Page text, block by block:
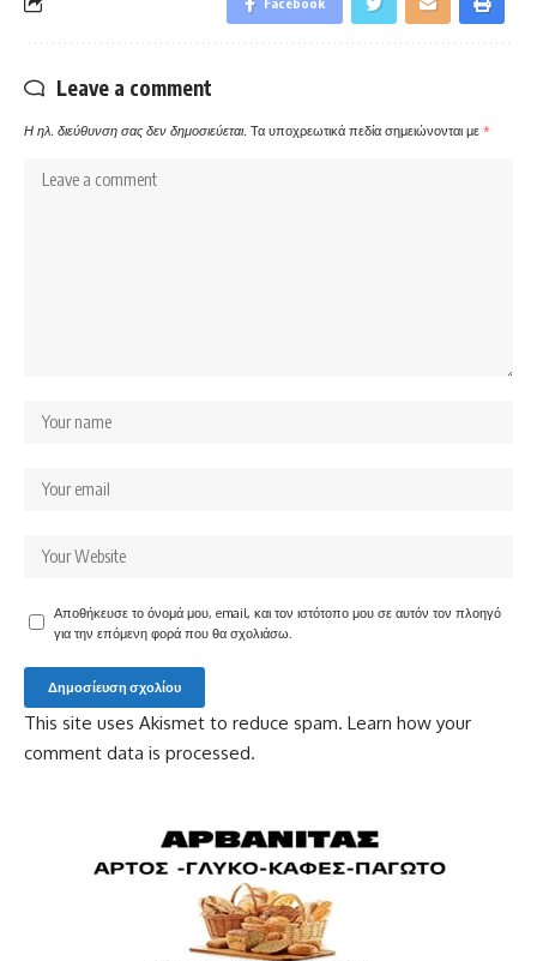
Leave a comment
Η ηλ. διεύθυνση σας δεν δημοσιεύεται. Τα υποχρεωτικά πεδία σημειώνονται με *
Αποθήκευσε το όνομά μου, email, και τον ιστότοπο μου σε αυτόν τον πλοηγό
για την επόμενη φορά που θα σχολιάσω.
This site uses Akismet to reduce spam. Learn how your
comment data is processed.